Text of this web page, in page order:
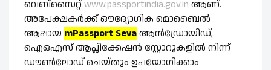
വെബ്‌സൈറ്റ്www.passportindia.gov.in ആണ്.
അപേക്ഷകർക്ക് ഔദ്യോഗിക മൊബൈൽ
ആപ്പായ mPassport Sevaആൻഡ്രോയിഡ്,
ഐഒഎസ് ആപ്ലിക്കേഷൻ സ്റ്റോറുകളിൽ നിന്ന്
ഡൗൺലോഡ് ചെയ്തും ഉപയോഗിക്കാം